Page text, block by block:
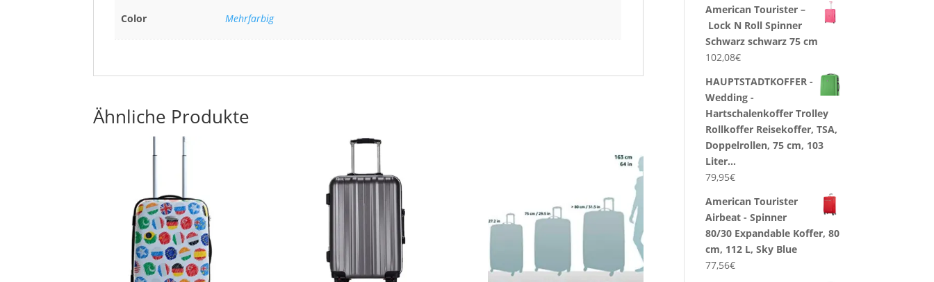
Color Mehrfarbig
Ähnliche Produkte
American Tourister –
Lock N Roll Spinner
Schwarz schwarz 75 cm
102,08€
HAUPTSTADTKOFFER -
Wedding -
Hartschalenkoffer Trolley
Rollkoffer Reisekoffer, TSA,
Doppelrollen, 75 cm, 103
Liter…
79,95€
American Tourister
Airbeat - Spinner
80/30 Expandable Koffer, 80
cm, 112 L, Sky Blue
77,56€